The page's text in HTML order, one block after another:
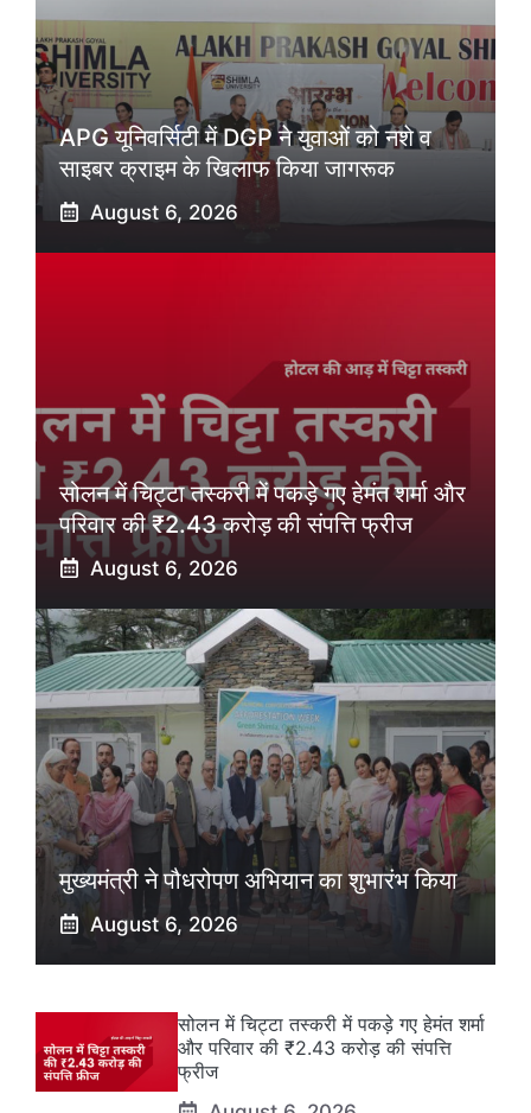
APG यूनिवर्सिटी में DGP ने युवाओं को नशे व
साइबर क्राइम के खिलाफ किया जागरूक
August 6, 2026
सोलन में चिट्टा तस्करी में पकड़े गए हेमंत शर्मा और
परिवार की ₹2.43 करोड़ की संपत्ति फ्रीज
August 6, 2026
मुख्यमंत्री ने पौधरोपण अभियान का शुभारंभ किया
August 6, 2026
सोलन में चिट्टा तस्करी में पकड़े गए हेमंत शर्मा
और परिवार की ₹2.43 करोड़ की संपत्ति
फ्रीज